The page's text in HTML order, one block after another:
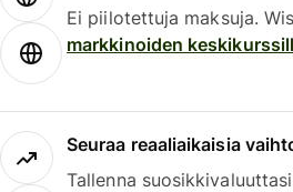
Ei piilotettuja maksuja.
markkinoiden
Seuraa reaaliaikaisia
Tallenna